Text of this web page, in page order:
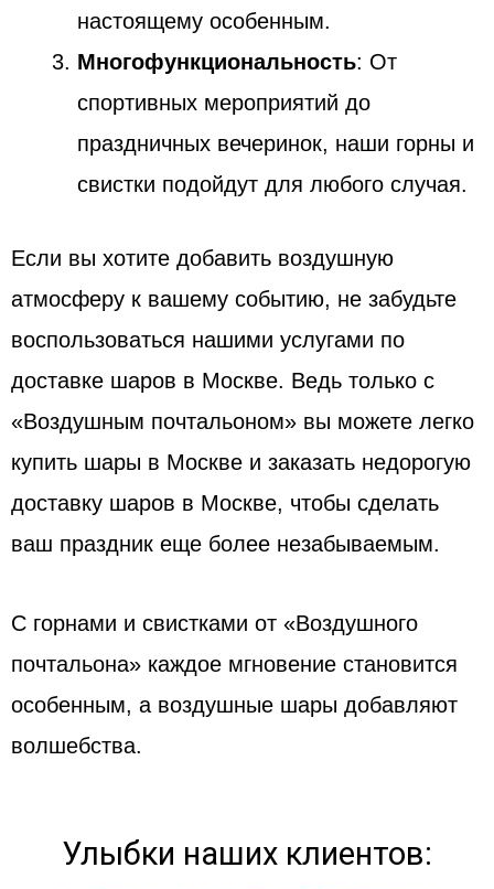
настоящему особенным.
Многофункциональность: От
спортивных мероприятий до
праздничных вечеринок, наши горны и
свистки подойдут для любого случая.
Если вы хотите добавить воздушную
атмосферу к вашему событию, не забудьте
воспользоваться нашими услугами по
доставке шаров в Москве. Ведь только с
«Воздушным почтальоном» вы можете легко
купить шары в Москве и заказать недорогую
доставку шаров в Москве, чтобы сделать
ваш праздник еще более незабываемым.
С горнами и свистками от «Воздушного
почтальона» каждое мгновение становится
особенным, а воздушные шары добавляют
волшебства.
Улыбки наших клиентов: